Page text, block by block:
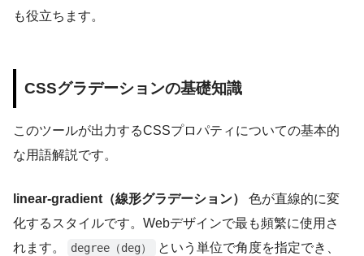
も役立ちます。
CSSグラデーションの基礎知識
このツールが出力するCSSプロパティについての基本的
な用語解説です。
linear-gradient（線形グラデーション）
色が直線的に変
化するスタイルです。Webデザインで最も頻繁に使用さ
れます。
degree（deg）
という単位で角度を指定でき、